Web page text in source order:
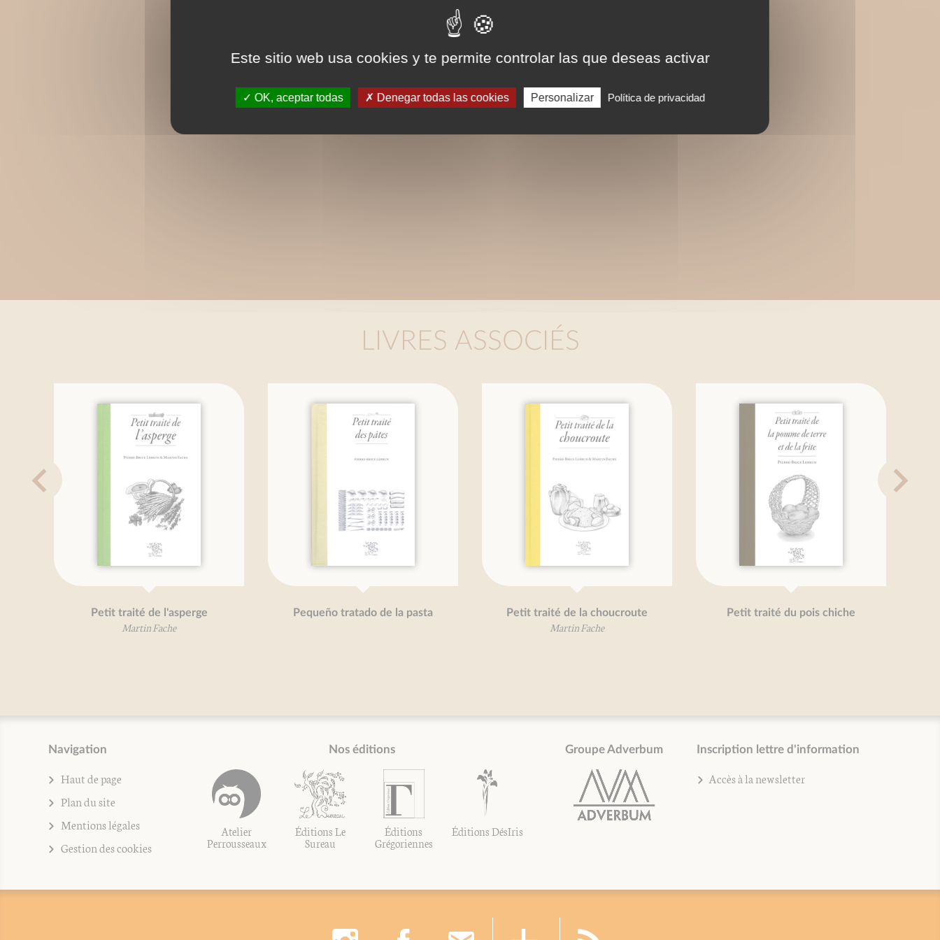
LIVRES ASSOCIÉS
Petit traité de l'asperge
Martin Fache
Pequeño tratado de la pasta Petit traité de la choucroute
Martin Fache
Petit traité du pois chiche
Navigation
Haut de page
Plan du site
Mentions légales
Gestion des cookies
Nos éditions
Atelier
Perrousseaux
Éditions Le
Sureau
Éditions
Grégoriennes
Éditions DésIris
Groupe Adverbum Inscription lettre d'information
Accès à la newsletter
Este sitio web usa cookies y te permite controlar las que deseas activar
OK, aceptar todas Denegar todas las cookies Personalizar Política de privacidad